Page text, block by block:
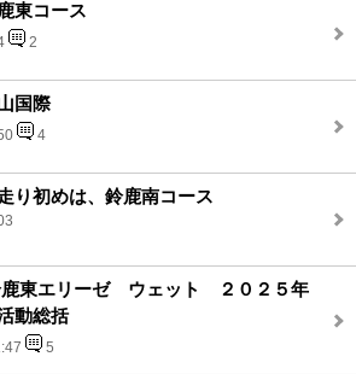
東コース
2
国際
4
り初めは、鈴鹿南コース
鹿東エリーゼ ウェット ２０２５年
動総括
5